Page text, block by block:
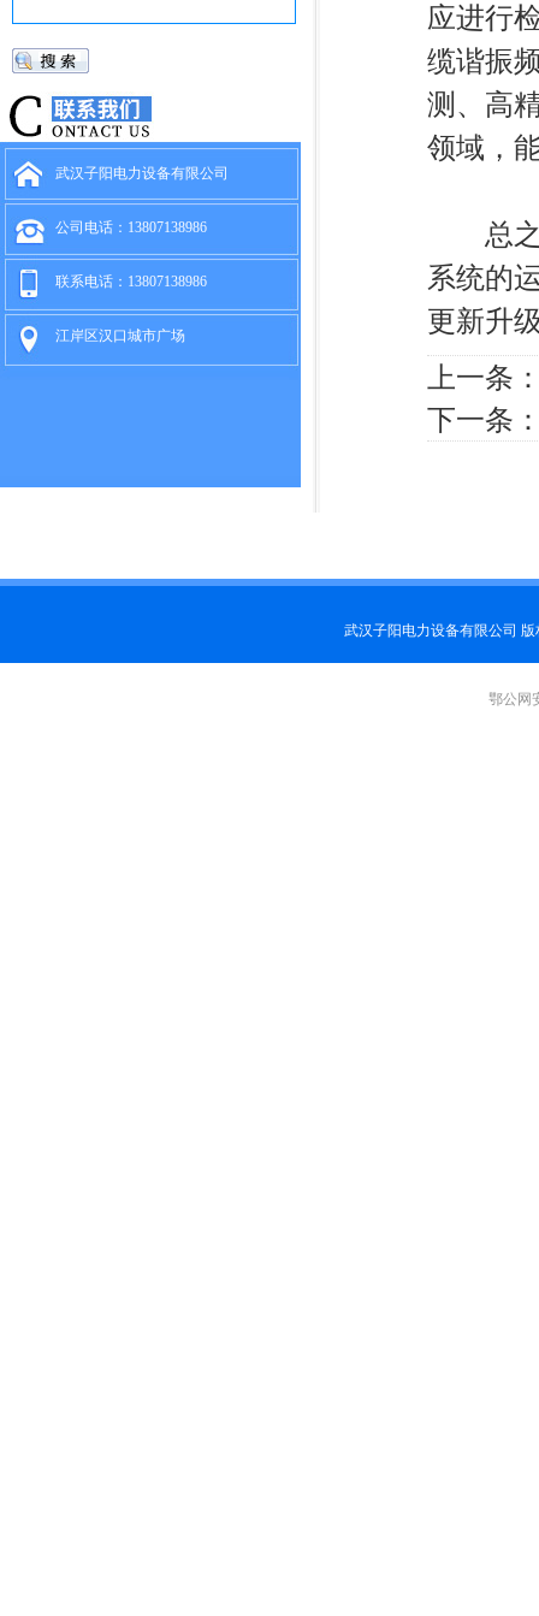
应进行
缆谐振
测、高
领域，
总之
系统的
更新升
上一条
下一条
武汉子阳电力设备有限公司
公司电话：13807138986
联系电话：13807138986
江岸区汉口城市广场
武汉子阳电力设备有限公司
鄂公网